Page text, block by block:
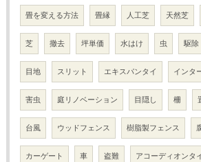
畳を変える方法 畳縁 人工芝 天然芝
芝 撤去 坪単価 水はけ 虫 駆除
目地 スリット エキスパンタイ インタ
害虫 庭リノベーション 目隠し 柵
台風 ウッドフェンス 樹脂製フェンス
カーゲート 車 盗難 アコーディオンタ